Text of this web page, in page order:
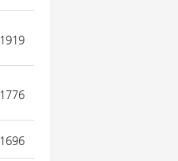
1919
1776
1696